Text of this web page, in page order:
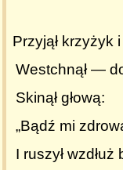
Przyjął krzyżyk
Westchnął —
Skinął głową:
„Bądź mi
I ruszył wzdłuż